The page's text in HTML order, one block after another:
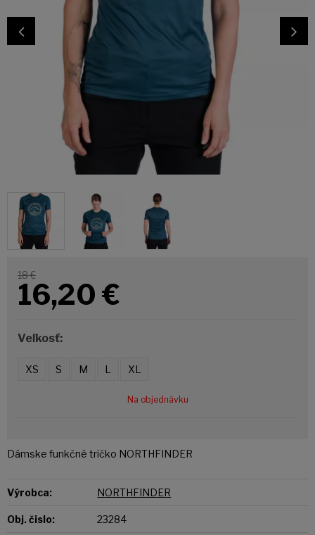
18 €
16,20 €
Veľkosť:
XS S M L XL
Na objednávku
Dámske funkčné tričko NORTHFINDER
Výrobca: NORTHFINDER
Obj. čislo: 23284